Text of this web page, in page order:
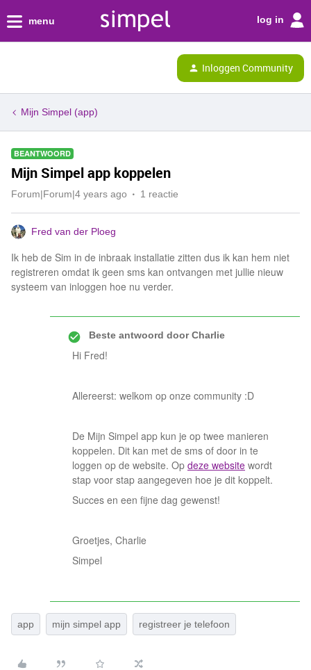
menu log in
Inloggen Community
Mijn Simpel (app)
BEANTWOORD
Mijn Simpel app koppelen
Forum|Forum|4 years ago 1 reactie
Fred van der Ploeg
Ik heb de Sim in de inbraak installatie zitten dus ik kan hem niet
registreren omdat ik geen sms kan ontvangen met jullie nieuw
systeem van inloggen hoe nu verder.
Beste antwoord doorCharlie
Hi Fred!
Allereerst: welkom op onze community :D
De Mijn Simpel app kun je op twee manieren
koppelen. Dit kan met de sms of door in te
loggen op de website. Op deze website wordt
stap voor stap aangegeven hoe je dit koppelt.
Succes en een fijne dag gewenst!
Groetjes, Charlie
Simpel
app mijn simpel app registreer je telefoon